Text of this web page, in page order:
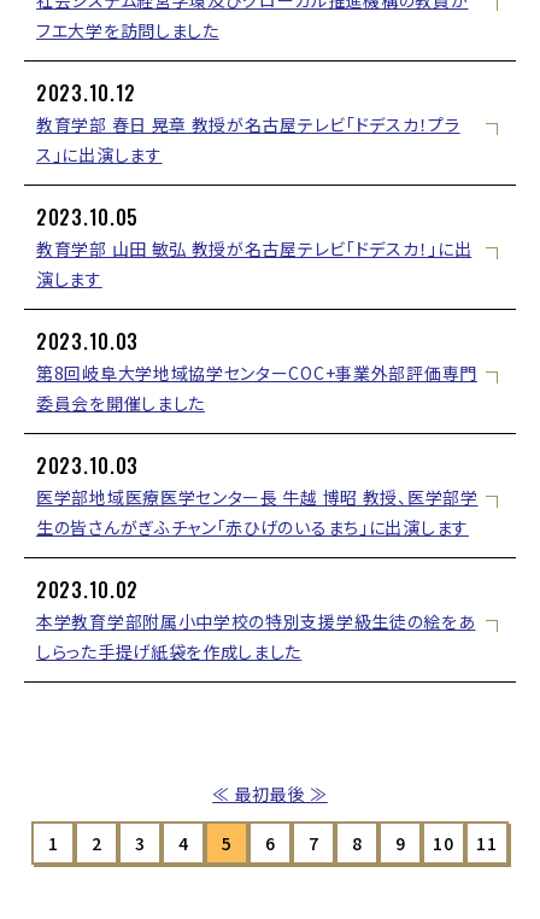
フエ大学を訪問しました
2023.10.12
教育学部 春日 晃章 教授が名古屋テレビ「ドデスカ！プラ
ス」に出演します
2023.10.05
教育学部 山田 敏弘 教授が名古屋テレビ「ドデスカ！」に出
演します
2023.10.03
第8回岐阜大学地域協学センターCOC+事業外部評価専門
委員会を開催しました
2023.10.03
医学部地域医療医学センター長 牛越 博昭 教授、医学部学
生の皆さんがぎふチャン「赤ひげのいるまち」に出演します
2023.10.02
本学教育学部附属小中学校の特別支援学級生徒の絵をあ
しらった手提げ紙袋を作成しました
≪ 最初
1 2 3 4 5 6 7 8 9 10 11
最後 ≫